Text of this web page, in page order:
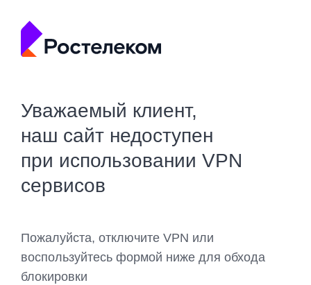
Уважаемый клиент,
наш сайт недоступен
при использовании VPN
сервисов
Пожалуйста, отключите VPN или
воспользуйтесь формой ниже для обхода
блокировки